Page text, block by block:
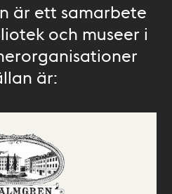
är ett samarbete
och museer i
är: